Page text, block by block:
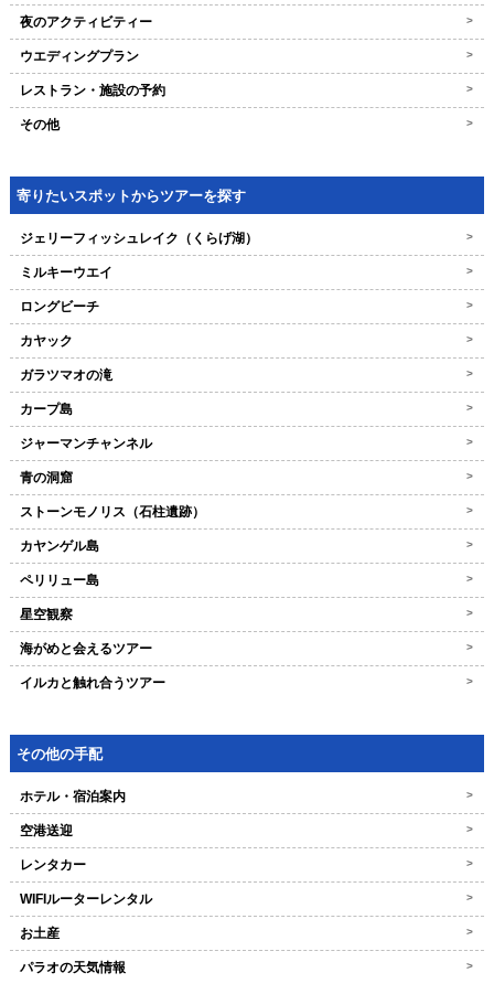
夜のアクティビティー >
ウエディングプラン >
レストラン・施設の予約 >
その他 >
寄りたいスポットからツアーを探す
ジェリーフィッシュレイク（くらげ湖） >
ミルキーウエイ >
ロングビーチ >
カヤック >
ガラツマオの滝 >
カープ島 >
ジャーマンチャンネル >
青の洞窟 >
ストーンモノリス（石柱遺跡） >
カヤンゲル島 >
ペリリュー島 >
星空観察 >
海がめと会えるツアー >
イルカと触れ合うツアー >
その他の手配
ホテル・宿泊案内 >
空港送迎 >
レンタカー >
WIFIルーターレンタル >
お土産 >
パラオの天気情報 >